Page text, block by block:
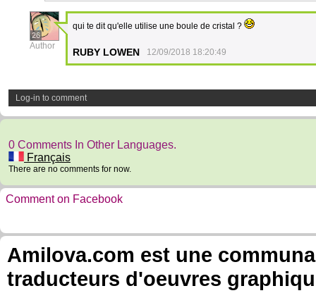
26
Author
qui te dit qu'elle utilise une boule de cristal ?
RUBY LOWEN 12/09/2018 18:20:49
Log-in to comment
0 Comments In Other Languages.
Français
There are no comments for now.
Comment on Facebook
Amilova.com est une
traducteurs d'oeuvres